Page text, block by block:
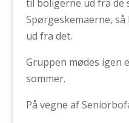
til boligerne ud fra de
Spørgeskemaerne,
ud fra det.
Gruppen mødes igen
sommer.
På vegne af